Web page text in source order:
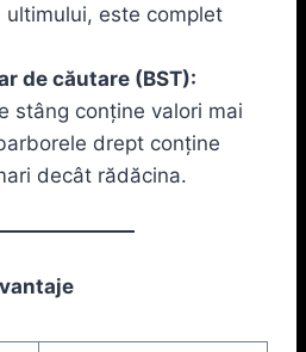
ultimului, este complet
de căutare (BST):
stâng conține valori mai
drept conține
decât rădăcina.